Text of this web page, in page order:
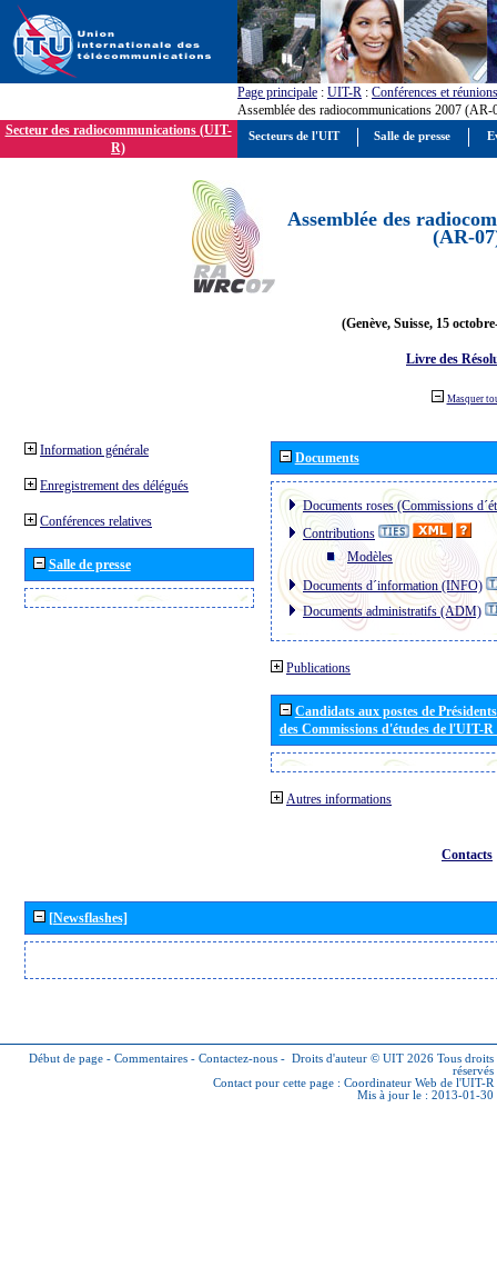
Page principale : UIT-R : Conférences et réunions
Assemblée des radiocommunications 2007 (AR-
Secteur des radiocommunications (UIT-
R)
Assemblée des
(AR-
(Genève, Suisse, 15
Livre des
Masquer
Information générale
Enregistrement des délégués
Conférences relatives
Salle de presse
Documents
Documents roses (Commissions
Contributions
Modèles
Documents d´information (INFO)
Documents administratifs (ADM)
Publications
Candidats aux postes de
des Commissions d'études de l'UIT-
Autres informations
Contacts
[Newsflashes]
Début de page - Commentaires - Contactez-nous - Droits d'auteur © UIT 2026 Tous droits
réservés
Contact pour cette page : Coordinateur Web de l'UIT-R
Mis à jour le : 2013-01-30
Secteurs de l'UIT Salle de presse